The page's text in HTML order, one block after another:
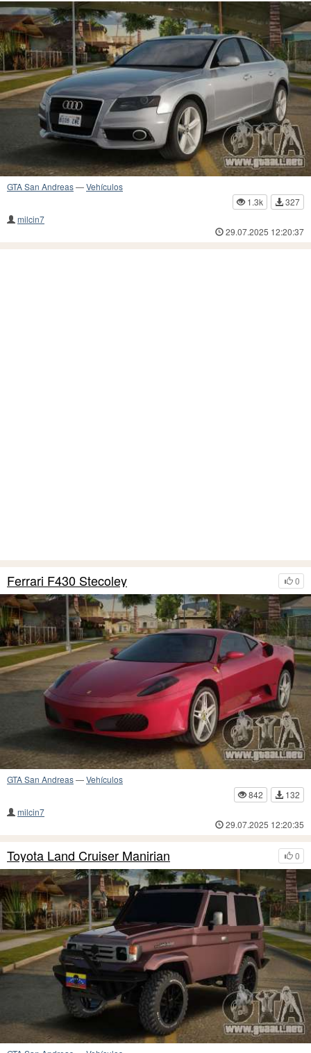
GTA San Andreas—Vehículos
1.3k
327
milcin7
29.07.2025 12:20:37
0
Ferrari F430 Stecoley
GTA San Andreas—Vehículos
842
132
milcin7
29.07.2025 12:20:35
0
Toyota Land Cruiser Manirian